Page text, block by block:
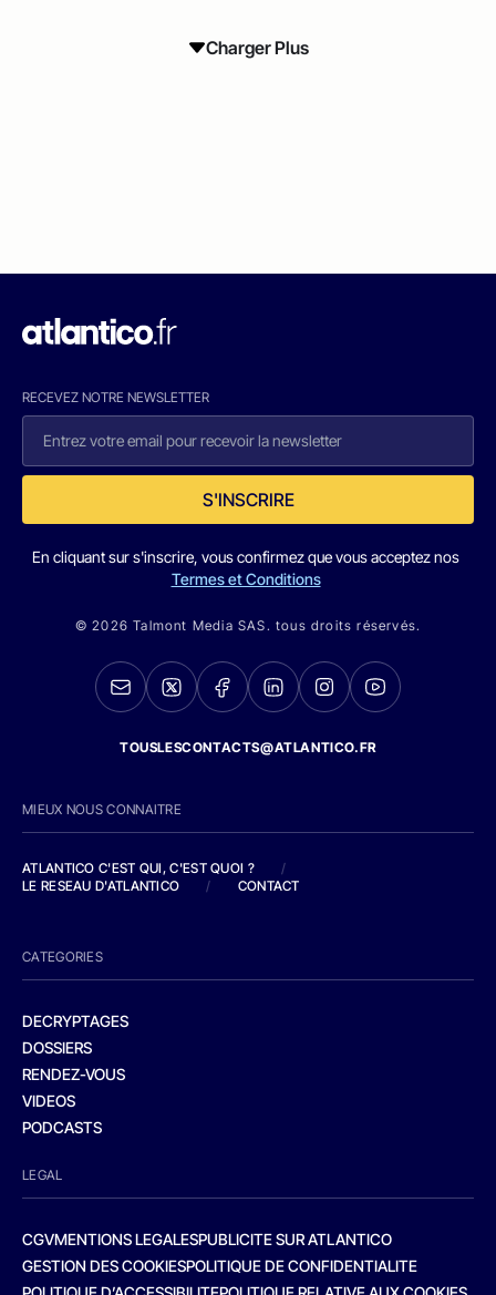
Charger Plus
RECEVEZ NOTRE NEWSLETTER
S'INSCRIRE
En cliquant sur s'inscrire, vous confirmez que vous acceptez nos
Termes et Conditions
© 2026 Talmont Media SAS. tous droits réservés.
TOUSLESCONTACTS@ATLANTICO.FR
MIEUX NOUS CONNAITRE
ATLANTICO C'EST QUI, C'EST QUOI ?
/
LE RESEAU D'ATLANTICO
/ CONTACT
CATEGORIES
DECRYPTAGES
DOSSIERS
RENDEZ-VOUS
VIDEOS
PODCASTS
LEGAL
CGVMENTIONS LEGALESPUBLICITE SUR ATLANTICO
GESTION DES COOKIESPOLITIQUE DE CONFIDENTIALITE